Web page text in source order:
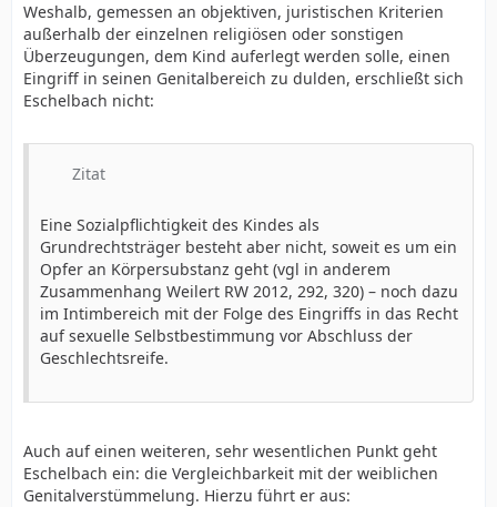
Weshalb, gemessen an objektiven, juristischen Kriterien
außerhalb der einzelnen religiösen oder sonstigen
Überzeugungen, dem Kind auferlegt werden solle, einen
Eingriff in seinen Genitalbereich zu dulden, erschließt sich
Eschelbach nicht:
Zitat
Eine Sozialpflichtigkeit des Kindes als
Grundrechtsträger besteht aber nicht, soweit es um ein
Opfer an Körpersubstanz geht (vgl in anderem
Zusammenhang Weilert RW 2012, 292, 320) – noch dazu
im Intimbereich mit der Folge des Eingriffs in das Recht
auf sexuelle Selbstbestimmung vor Abschluss der
Geschlechtsreife.
Auch auf einen weiteren, sehr wesentlichen Punkt geht
Eschelbach ein: die Vergleichbarkeit mit der weiblichen
Genitalverstümmelung. Hierzu führt er aus: